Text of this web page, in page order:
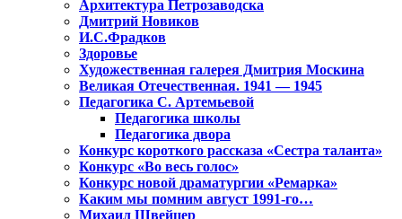
Архитектура Петрозаводска
Дмитрий Новиков
И.С.Фрадков
Здоровье
Художественная галерея Дмитрия Москина
Великая Отечественная. 1941 — 1945
Педагогика С. Артемьевой
Педагогика школы
Педагогика двора
Конкурс короткого рассказа «Сестра таланта»
Конкурс «Во весь голос»
Конкурс новой драматургии «Ремарка»
Каким мы помним август 1991-го…
Михаил Швейцер